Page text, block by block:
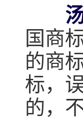
国商
的商
标，
的，